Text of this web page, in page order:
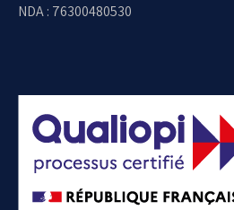
NDA : 76300480530